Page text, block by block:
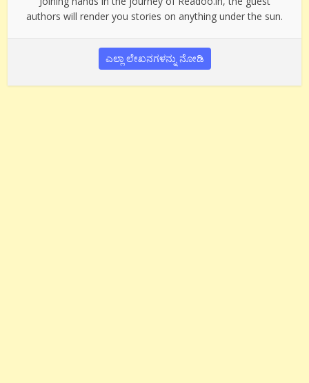
authors will render you stories on anything under the sun.
ಎಲ್ಲಾ ಲೇಖನಗಳನ್ನು ನೋಡಿ